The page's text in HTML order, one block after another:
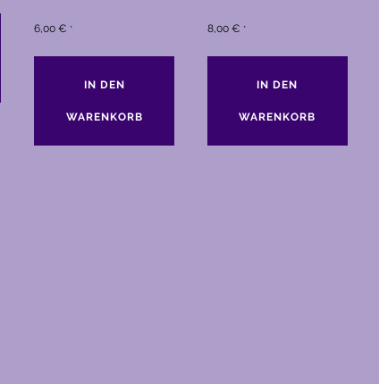
6,00 € *
IN DEN
WARENKORB
8,00 € *
IN DEN
WARENKORB